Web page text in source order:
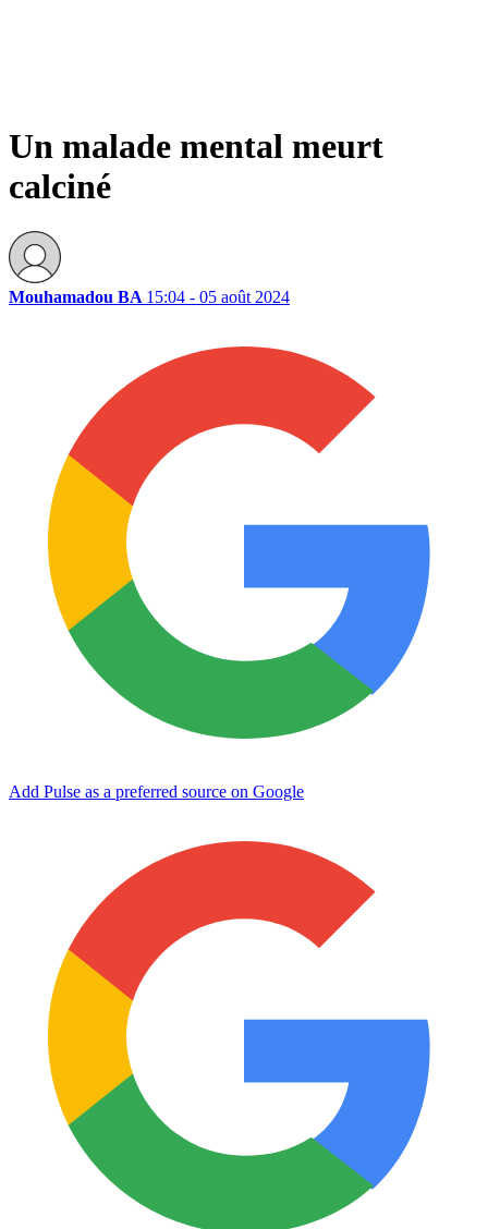
Un malade mental meurt
calciné
Mouhamadou BA 15:04 - 05 août 2024
Add Pulse as a preferred source on Google